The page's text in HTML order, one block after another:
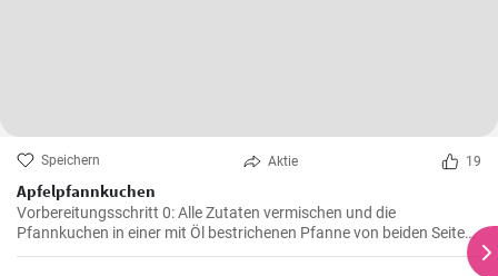
Speichern Aktie 19
Apfelpfannkuchen
Vorbereitungsschritt 0: Alle Zutaten vermischen und die
Pfannkuchen in einer mit Öl bestrichenen Pfanne von beiden Seiten
braten.